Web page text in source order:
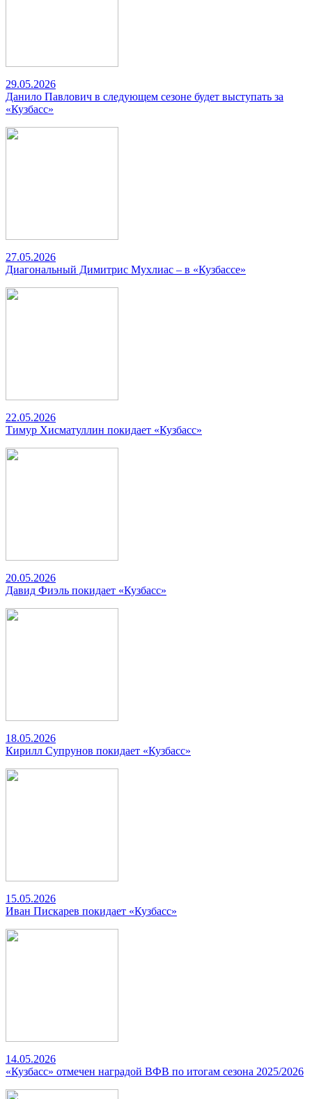
29.05.2026
Данило Павлович в следующем сезоне будет выступать за
«Кузбасс»
27.05.2026
Диагональный Димитрис Мухлиас – в «Кузбассе»
22.05.2026
Тимур Хисматуллин покидает «Кузбасс»
20.05.2026
Давид Фиэль покидает «Кузбасс»
18.05.2026
Кирилл Супрунов покидает «Кузбасс»
15.05.2026
Иван Пискарев покидает «Кузбасс»
14.05.2026
«Кузбасс» отмечен наградой ВФВ по итогам сезона 2025/2026